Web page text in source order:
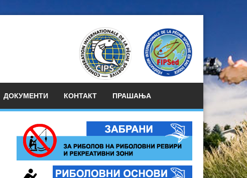
ДОКУМЕНТИ КОНТАКТ ПРАШАЊА